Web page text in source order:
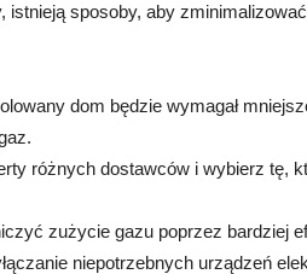
sposoby, aby
dom będzie wymagał
różnych dostawców i wybierz tę,
zużycie gazu poprzez bardziej
niepotrzebnych urządzeń